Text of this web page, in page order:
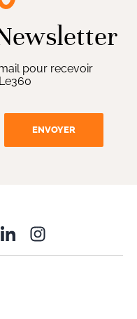
pour recevoir
ENVOYER